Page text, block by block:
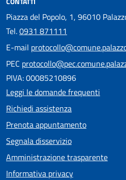
Piazza del Popolo, 1, 96010
Tel.0931 871111
E-mail
PEC
PIVA: 00085210896
Leggi le domande frequenti
Richiedi assistenza
Prenota appuntamento
Segnala disservizio
Amministrazione trasparente
Informativa privacy